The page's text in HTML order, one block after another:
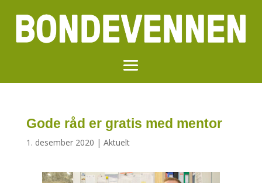
Gode råd er gratis med mentor
1. desember 2020 | Aktuelt